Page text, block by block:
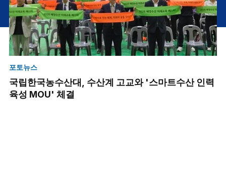
포토뉴스
국립한국농수산대, 수산계 고교와 '스마트수산 인력
육성 MOU' 체결